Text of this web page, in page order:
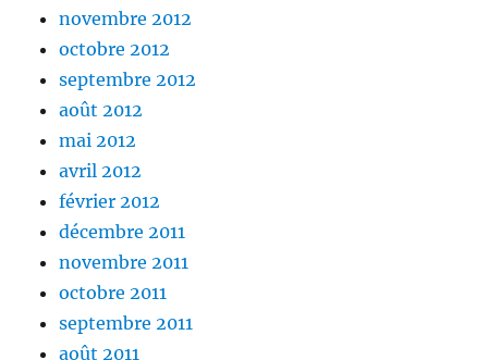
novembre 2012
octobre 2012
septembre 2012
août 2012
mai 2012
avril 2012
février 2012
décembre 2011
novembre 2011
octobre 2011
septembre 2011
août 2011